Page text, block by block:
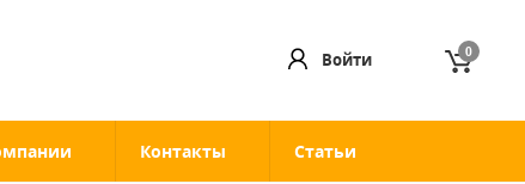
Войти 0
Контакты Статьи